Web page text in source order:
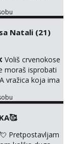
s kolegicama,
sam
videa 😈
🤫 ...
Natali (21)
Voliš crvenokose
moraš isprobati
vražica koja ima
užitak. 💦 U
dovodim do
ponuda nije
Pretpostavljam